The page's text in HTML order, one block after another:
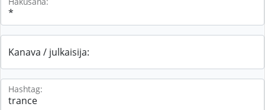
Kanava / julkaisija:
Hashtag: